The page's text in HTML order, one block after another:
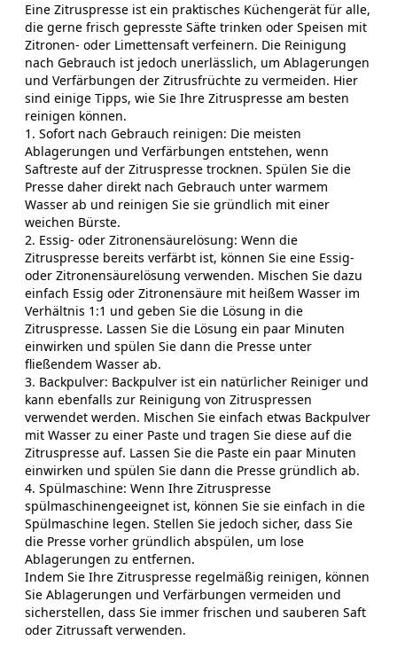
Eine Zitruspresse ist ein praktisches Küchengerät für alle,
die gerne frisch gepresste Säfte trinken oder Speisen mit
Zitronen- oder Limettensaft verfeinern. Die Reinigung
nach Gebrauch ist jedoch unerlässlich, um Ablagerungen
und Verfärbungen der Zitrusfrüchte zu vermeiden. Hier
sind einige Tipps, wie Sie Ihre Zitruspresse am besten
reinigen können.
1. Sofort nach Gebrauch reinigen: Die meisten
Ablagerungen und Verfärbungen entstehen, wenn
Saftreste auf der Zitruspresse trocknen. Spülen Sie die
Presse daher direkt nach Gebrauch unter warmem
Wasser ab und reinigen Sie sie gründlich mit einer
weichen Bürste.
2. Essig- oder Zitronensäurelösung: Wenn die
Zitruspresse bereits verfärbt ist, können Sie eine Essig-
oder Zitronensäurelösung verwenden. Mischen Sie dazu
einfach Essig oder Zitronensäure mit heißem Wasser im
Verhältnis 1:1 und geben Sie die Lösung in die
Zitruspresse. Lassen Sie die Lösung ein paar Minuten
einwirken und spülen Sie dann die Presse unter
fließendem Wasser ab.
3. Backpulver: Backpulver ist ein natürlicher Reiniger und
kann ebenfalls zur Reinigung von Zitruspressen
verwendet werden. Mischen Sie einfach etwas Backpulver
mit Wasser zu einer Paste und tragen Sie diese auf die
Zitruspresse auf. Lassen Sie die Paste ein paar Minuten
einwirken und spülen Sie dann die Presse gründlich ab.
4. Spülmaschine: Wenn Ihre Zitruspresse
spülmaschinengeeignet ist, können Sie sie einfach in die
Spülmaschine legen. Stellen Sie jedoch sicher, dass Sie
die Presse vorher gründlich abspülen, um lose
Ablagerungen zu entfernen.
Indem Sie Ihre Zitruspresse regelmäßig reinigen, können
Sie Ablagerungen und Verfärbungen vermeiden und
sicherstellen, dass Sie immer frischen und sauberen Saft
oder Zitrussaft verwenden.